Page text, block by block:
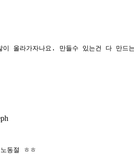
이 올라가자나요. 만들수 있는건 다 만드
동절 ㅎㅎ